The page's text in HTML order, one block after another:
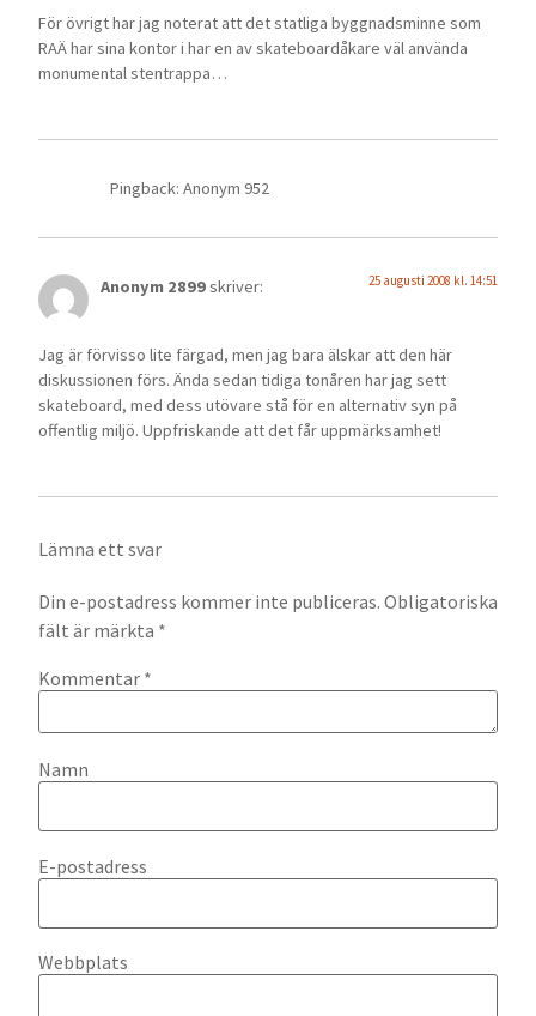
För övrigt har jag noterat att det statliga byggnadsminne som
RAÄ har sina kontor i har en av skateboardåkare väl använda
monumental stentrappa…
Pingback: Anonym 952
Anonym 2899skriver: 25 augusti 2008 kl. 14:51
Jag är förvisso lite färgad, men jag bara älskar att den här
diskussionen förs. Ända sedan tidiga tonåren har jag sett
skateboard, med dess utövare stå för en alternativ syn på
offentlig miljö. Uppfriskande att det får uppmärksamhet!
Lämna ett svar
Din e-postadress kommer inte publiceras. Obligatoriska
fält är märkta *
Kommentar *
Namn
E-postadress
Webbplats